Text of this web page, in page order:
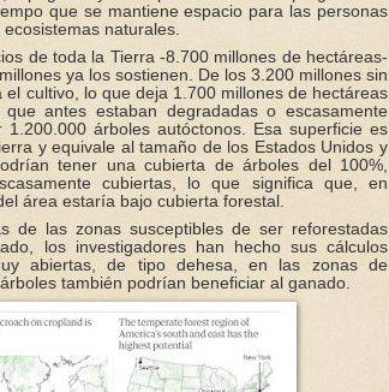
que se mantiene espacio para las personas
naturales.
de toda la Tierra -8.700 millones de hectáreas-
ya los sostienen. De los 3.200 millones sin
cultivo, lo que deja 1.700 millones de hectáreas
antes estaban degradadas o escasamente
árboles autóctonos. Esa superficie es
y equivale al tamaño de los Estados Unidos y
tener una cubierta de árboles del 100%,
cubiertas, lo que significa que, en
área estaría bajo cubierta forestal.
de las zonas susceptibles de ser reforestadas
los investigadores han hecho sus cálculos
abiertas, de tipo dehesa, en las zonas de
también podrían beneficiar al ganado.